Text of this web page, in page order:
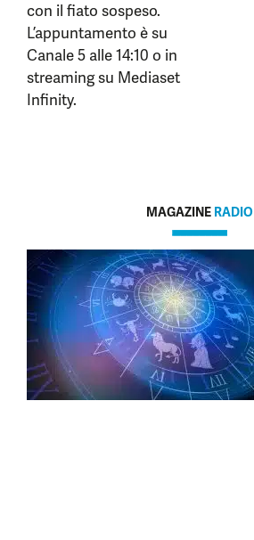
con il fiato sospeso.
L’appuntamento è su
Canale 5 alle 14:10 o in
streaming su Mediaset
Infinity.
MAGAZINE RADIO